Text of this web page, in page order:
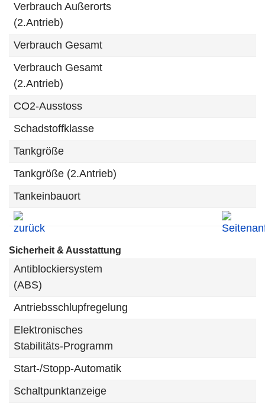
Verbrauch Außerorts
(2.Antrieb)
Verbrauch Gesamt
Verbrauch Gesamt
(2.Antrieb)
CO2-Ausstoss
Schadstoffklasse
Tankgröße
Tankgröße (2.Antrieb)
Tankeinbauort
Sicherheit & Ausstattung
Antiblockiersystem
(ABS)
Antriebsschlupfregelung
Elektronisches
Stabilitäts-Programm
Start-/Stopp-Automatik
Schaltpunktanzeige